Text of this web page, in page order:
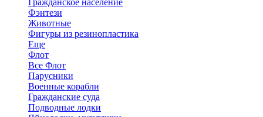
Гражданское население
Фэнтези
Животные
Фигуры из резинопластика
Еще
Флот
Все Флот
Парусники
Военные корабли
Гражданские суда
Подводные лодки